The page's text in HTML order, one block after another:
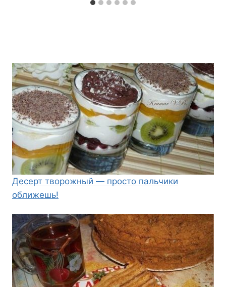
Десерт творожный — просто пальчики
оближешь!